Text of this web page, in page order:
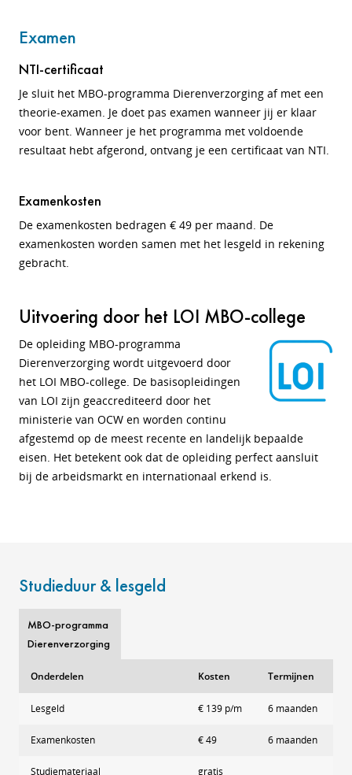
Examen
NTI-certificaat
Je sluit het MBO-programma Dierenverzorging af met een
theorie-examen. Je doet pas examen wanneer jij er klaar
voor bent. Wanneer je het programma met voldoende
resultaat hebt afgerond, ontvang je een certificaat van NTI.
Examenkosten
De examenkosten bedragen € 49 per maand. De
examenkosten worden samen met het lesgeld in rekening
gebracht.
Uitvoering door het LOI MBO-college
De opleiding MBO-programma
Dierenverzorging wordt uitgevoerd door
het LOI MBO-college. De basisopleidingen
van LOI zijn geaccrediteerd door het
ministerie van OCW en worden continu
afgestemd op de meest recente en landelijk bepaalde
eisen. Het betekent ook dat de opleiding perfect aansluit
bij de arbeidsmarkt en internationaal erkend is.
Studieduur & lesgeld
MBO-programma
Dierenverzorging
Onderdelen Kosten Termijnen
Lesgeld € 139 p/m 6 maanden
Examenkosten € 49 6 maanden
Studiemateriaal gratis